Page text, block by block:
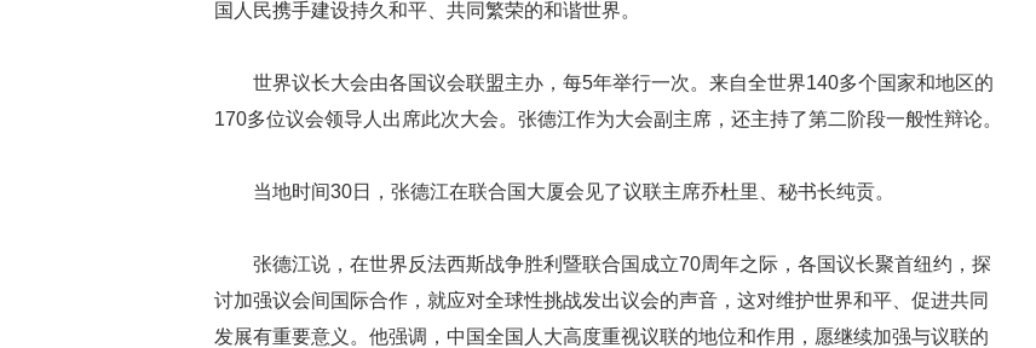
国人民携手建设持久和平、共同繁荣的和谐世界。
世界议长大会由各国议会联盟主办，每5年举行一次。来自全世界140多个国家和地区的
170多位议会领导人出席此次大会。张德江作为大会副主席，还主持了第二阶段一般性辩论。
当地时间30日，张德江在联合国大厦会见了议联主席乔杜里、秘书长纯贡。
张德江说，在世界反法西斯战争胜利暨联合国成立70周年之际，各国议长聚首纽约，探
讨加强议会间国际合作，就应对全球性挑战发出议会的声音，这对维护世界和平、促进共同
发展有重要意义。他强调，中国全国人大高度重视议联的地位和作用，愿继续加强与议联的